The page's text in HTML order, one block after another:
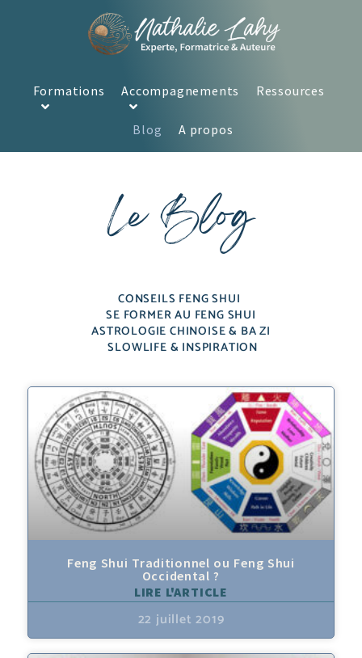
Formations Accompagnements Ressources
Blog A propos
Le Blog
CONSEILS FENG SHUI
SE FORMER AU FENG SHUI
ASTROLOGIE CHINOISE & BA ZI
SLOWLIFE & INSPIRATION
Feng Shui Traditionnel ou Feng Shui
Occidental ?
LIRE L'ARTICLE
22 juillet 2019